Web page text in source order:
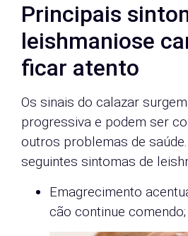
Principais
leishmaniose
ficar atento
Os sinais do calazar
progressiva e podem ser
outros problemas de
seguintes sintomas de
Emagrecimento
cão continue comendo;